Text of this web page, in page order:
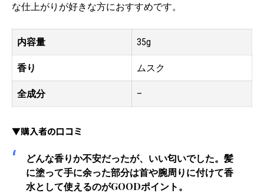
な仕上がりが好きな方におすすめです。
内容量 35g
香り ムスク
全成分 –
▼購入者の口コミ
どんな香りか不安だったが、いい匂いでした。髪
に塗って手に余った部分は首や腕周りに付けて香
水として使えるのがGOODポイント。